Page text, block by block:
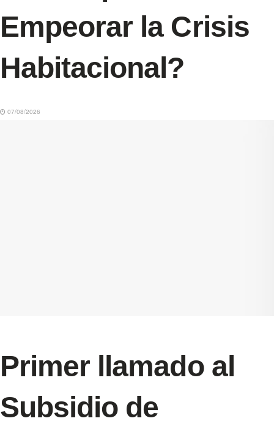
Empeorar la Crisis
Habitacional?
07/08/2026
Primer llamado al
Subsidio de